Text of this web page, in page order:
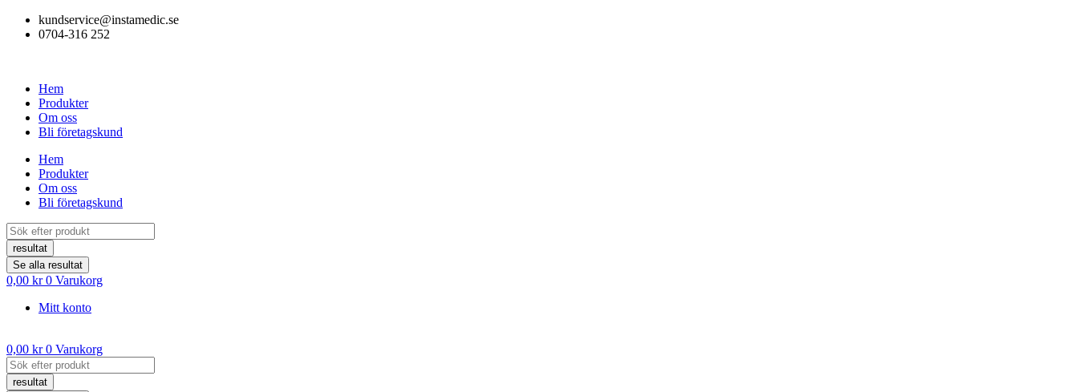
Hoppakundservice@instamedic.se
0704-316 252
Hem
Produkter
Om oss
Bli företagskund
Hem
Produkter
Om oss
Bli företagskund
Search
...resultat
Se alla resultat
0,00 kr 0 Varukorg
Mitt konto
0,00 kr 0 Varukorg
Search
...resultat